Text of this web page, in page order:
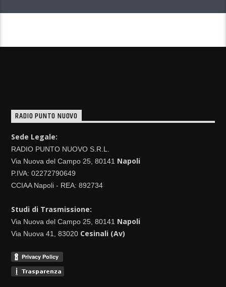
RADIO PUNTO NUOVO
Sede Legale:
RADIO PUNTO NUOVO S.R.L.
Via Nuova del Campo 25, 80141 Napoli
P.IVA: 02272790649
CCIAA Napoli - REA: 892734
Studi di Trasmissione:
Via Nuova del Campo 25, 80141 Napoli
Via Nuova 41, 83020 Cesinali (Av)